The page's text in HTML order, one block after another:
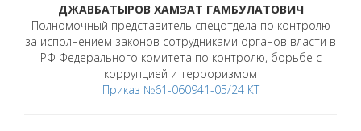
ДЖАВБАТЫРОВ ХАМЗАТ ГАМБУЛАТОВИЧ
Полномочный представитель спецотдела по контролю
за исполнением законов сотрудниками органов власти в
РФ Федерального комитета по контролю, борьбе с
коррупцией и терроризмом
Приказ №61-060941-05/24 КТ